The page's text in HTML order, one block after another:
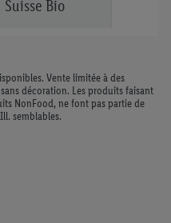
Suisse Bio
Vente limitée à des
décoration. Les produits faisant
NonFood, ne font pas partie de
semblables.